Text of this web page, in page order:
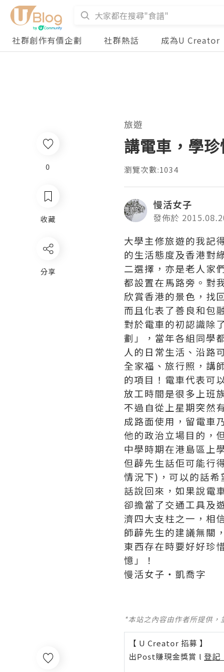
社群創作有價企劃
社群熱話 成為U Creator
旅遊
講電車，學珍
瀏覽次數:1034
慢活女子
發佈於
大學主修旅遊的我記
的生活態度及香港對
二選擇，亦是老人家
都設置在馬路旁。對
欣賞香港的景色，找
而且化表了善良和包
對於電車的初認識除
劃」，當年各組同學
人的日常生活、沿路
全家福、旅行照，
的項目！電車代表可
放工時間是很多上班
不過自從上星期突然
成路面使用，留電車
他的政治立場目的，
中學時期在港島區上
但薜先生話佢可能行
情況下)，可以的話希
話說回來，如果說電
卻擔當了交通工具及
濟四大支柱之一，相
師薜先生的建議無關
東西存在時要好好珍
憶」！
慢活女子‧凱喬字
*本站之內容由作者所提供
【 U Creator 招募 】
出Post賺現金獎賞 l 登記
0
收藏
分享